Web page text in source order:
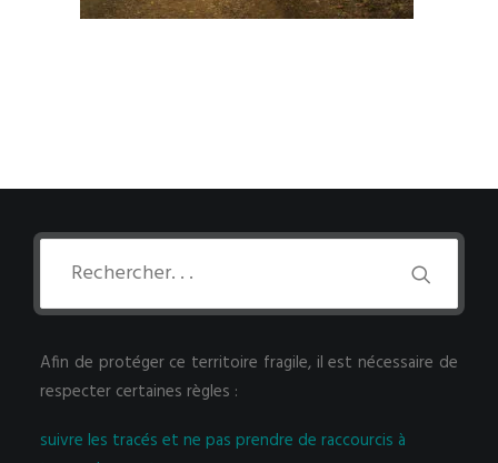
Afin de protéger ce territoire fragile, il est nécessaire de
respecter certaines règles :
suivre les tracés et ne pas prendre de raccourcis à